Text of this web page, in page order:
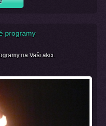
programy
na Vaši akci.